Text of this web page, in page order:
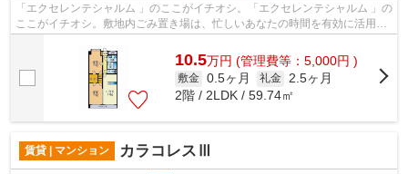
「エクセレンテシャルム 」のここがイチオシ。「エクセレンテシャルム 」の
ここがイチオシ。敷地内ごみ置き場は、忙しいあなたの時間を有効に活用で
きます。細部にもこだわっており...
10.5万円 (管理費等：5,000円 )
敷金 0.5ヶ月 礼金 2.5ヶ月
2階 / 2LDK / 59.74㎡
賃貸 | マンション カラコレスⅢ